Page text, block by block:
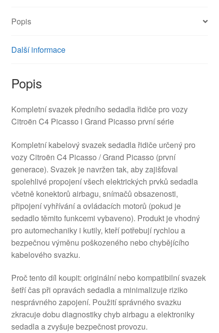
Popis
Další informace
Popis
Kompletní svazek předního sedadla řidiče pro vozy
Citroën C4 Picasso i Grand Picasso první série
Kompletní kabelový svazek sedadla řidiče určený pro
vozy Citroën C4 Picasso / Grand Picasso (první
generace). Svazek je navržen tak, aby zajišťoval
spolehlivé propojení všech elektrických prvků sedadla
včetně konektorů airbagu, snímačů obsazenosti,
připojení vyhřívání a ovládacích motorů (pokud je
sedadlo těmito funkcemi vybaveno). Produkt je vhodný
pro automechaniky i kutily, kteří potřebují rychlou a
bezpečnou výměnu poškozeného nebo chybějícího
kabelového svazku.
Proč tento díl koupit: originální nebo kompatibilní svazek
šetří čas při opravách sedadla a minimalizuje riziko
nesprávného zapojení. Použití správného svazku
zkracuje dobu diagnostiky chyb airbagu a elektroniky
sedadla a zvyšuje bezpečnost provozu.